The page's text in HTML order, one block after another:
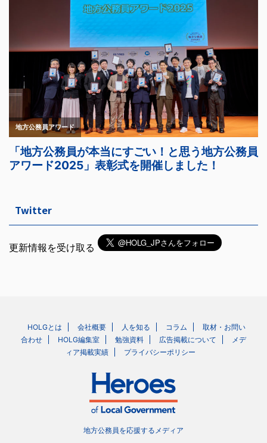
Twitter
更新情報を受け取る
HOLGとは 会社概要 人を知る コラム
取材・お問い
合わせ
HOLG編集室 勉強資料 広告掲載について
メデ
ィア掲載実績
プライバシーポリシー
地方公務員を応援するメディア